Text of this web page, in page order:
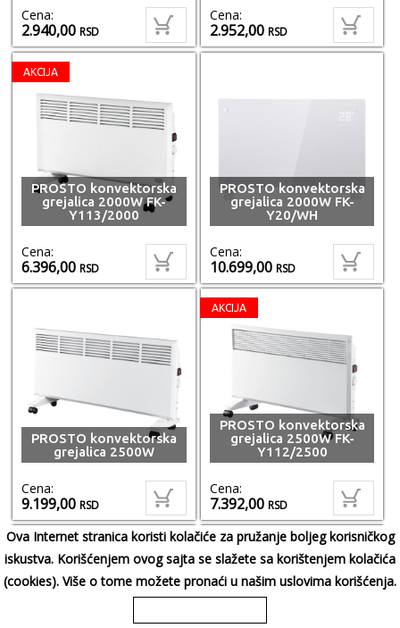
Ova Internet stranica koristi kolačiće za pružanje boljeg korisničkog
iskustva. Korišćenjem ovog sajta se slažete sa korištenjem kolačića
(cookies). Više o tome možete pronaći u našim uslovima korišćenja.
Cena:
2.940,00RSD
Cena:
2.952,00RSD
AKCIJA
PROSTO konvektorska
grejalica 2000W FK-
Y113/2000
Cena:
6.396,00RSD
PROSTO konvektorska
grejalica 2000W FK-
Y20/WH
Cena:
10.699,00RSD
PROSTO konvektorska
grejalica 2500W
Cena:
9.199,00RSD
AKCIJA
PROSTO konvektorska
grejalica 2500W FK-
Y112/2500
Cena:
7.392,00RSD
AKCIJA AKCIJA